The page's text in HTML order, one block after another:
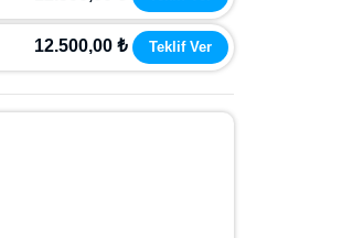
12.500,00 ₺ Teklif Ver